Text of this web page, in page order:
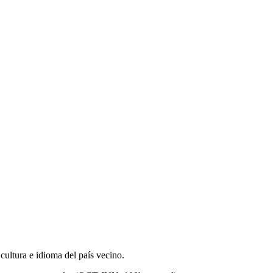
e idioma del país vecino.